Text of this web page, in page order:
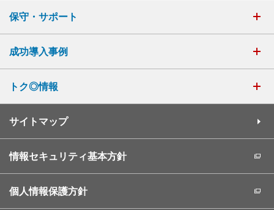
保守・サポート
成功導入事例
トク◎情報
サイトマップ
情報セキュリティ基本方針
個人情報保護方針